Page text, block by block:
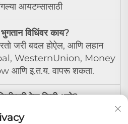
आयटम्सासाठी
विधिंवर काय?
जरी बदल होऐल, आणि लहान
WesternUnion, Money
आणि इ.त.य. वापरू शकता.
वेळ किती आहे?
तो अंक आणि डिझाइनवर अवलंबून